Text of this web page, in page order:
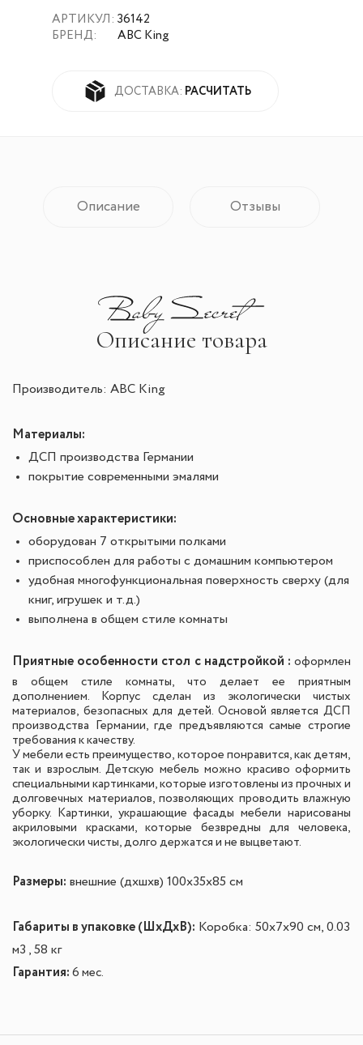
АРТИКУЛ:
БРЕНД:
36142
ABC King
ДОСТАВКА: РАСЧИТАТЬ
Описание Отзывы
Описание товара
Производитель: ABC King
Материалы:
ДСП производства Германии
покрытие современными эмалями
Основные характеристики:
оборудован 7 открытыми полками
приспособлен для работы с домашним компьютером
удобная многофункциональная поверхность сверху (для
книг, игрушек и т.д.)
выполнена в общем стиле комнаты
Приятные особенности стол с надстройкой : оформлен
в общем стиле комнаты, что делает ее приятным
дополнением. Корпус сделан из экологически чистых
материалов, безопасных для детей. Основой является ДСП
производства Германии, где предъявляются самые строгие
требования к качеству.
У мебели есть преимущество, которое понравится, как детям,
так и взрослым. Детскую мебель можно красиво оформить
специальными картинками, которые изготовлены из прочных и
долговечных материалов, позволяющих проводить влажную
уборку. Картинки, украшающие фасады мебели нарисованы
акриловыми красками, которые безвредны для человека,
экологически чисты, долго держатся и не выцветают.
Размеры: внешние (дxшxв) 100x35x85 см
Габариты в упаковке (ШxДxВ): Коробка: 50x7x90 см, 0.03
м3 , 58 кг
Гарантия: 6 мес.